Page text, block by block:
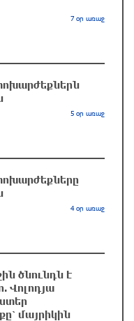
ու Սյունե
են Արարատի
արգելափակումից
փոփոխություն կլինի
Օլիվեյրա
պատճառը
7 օր առաջ
5 օր առաջ
4 օր առաջ
ծնունդն է
Վոլոդյա
մայրիկին